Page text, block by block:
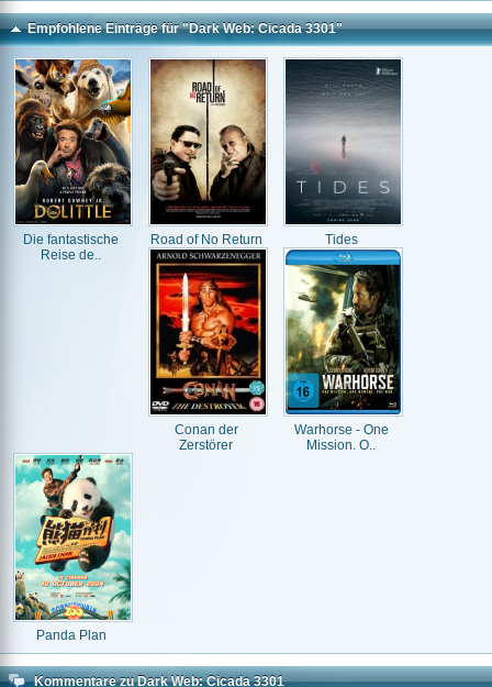
Empfohlene Einträge für "Dark Web: Cicada 3301"
Die fantastische
Reise de..
Road of No Return Tides
Conan der
Zerstörer
Warhorse - One
Mission. O..
Panda Plan
Kommentare zu Dark Web: Cicada 3301